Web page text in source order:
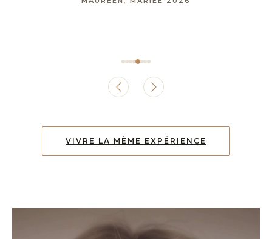
,,
,
MAUREEN , MARIÉE 2026
VIVRE LA MÊME EXPÉRIENCE